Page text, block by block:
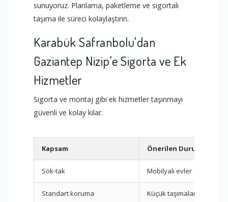
sunuyoruz. Planlama, paketleme ve sigortalı
taşıma ile süreci kolaylaştırın.
Karabük Safranbolu'dan
Gaziantep Nizip'e Sigorta ve Ek
Hizmetler
Sigorta ve montaj gibi ek hizmetler taşınmayı
güvenli ve kolay kılar.
Kapsam Önerilen Durum
Sök-tak Mobilyalı evler
Standart koruma Küçük taşımalar